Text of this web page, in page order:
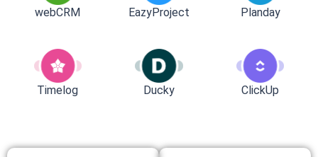
webCRM EazyProject Planday
Timelog Ducky ClickUp